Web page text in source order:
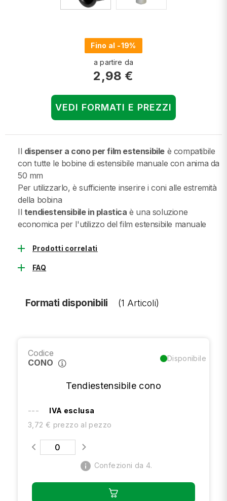
Fino al -19%
a partire da
2,98 €
VEDI FORMATI E PREZZI
Il dispenser a cono per film estensibile è compatibile
con tutte le bobine di estensibile manuale con anima da
50 mm
Per utilizzarlo, è sufficiente inserire i coni alle estremità
della bobina
Il tendiestensibile in plastica è una soluzione
economica per l'utilizzo del film estensibile manuale
add Prodotti correlati
add FAQ
Formati disponibili (1 Articoli)
Codice
CONO
Disponibile
Tendiestensibile cono
---
IVA esclusa
3,72 € prezzo al pezzo
info Confezioni da 4.